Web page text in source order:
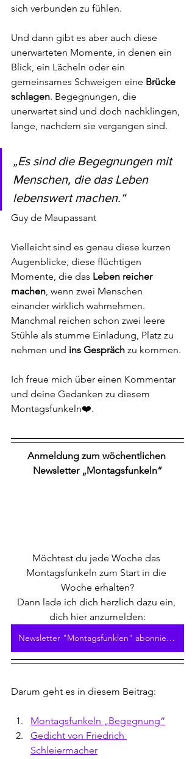
sich verbunden zu fühlen.
Und dann gibt es aber auch diese
unerwarteten Momente, in denen ein
Blick, ein Lächeln oder ein
gemeinsames Schweigen eine Brücke
schlagen. Begegnungen, die
unerwartet sind und doch nachklingen,
lange, nachdem sie vergangen sind.
„Es sind die Begegnungen mit
Menschen, die das Leben
lebenswert machen.“
Guy de Maupassant
Vielleicht sind es genau diese kurzen
Augenblicke, diese flüchtigen
Momente, die das Leben reicher
machen, wenn zwei Menschen
einander wirklich wahrnehmen.
Manchmal reichen schon zwei leere
Stühle als stumme Einladung, Platz zu
nehmen und ins Gespräch zu kommen.
Ich freue mich über einen Kommentar
und deine Gedanken zu diesem
Montagsfunkeln❤️.
Anmeldung zum wöchentlichen
Newsletter „Montagsfunkeln“
Möchtest du jede Woche das
Montagsfunkeln zum Start in die
Woche erhalten?
Dann lade ich dich herzlich dazu ein,
dich hier anzumelden:
Newsletter "Montagsfunklen" abonnieren
Darum geht es in diesem Beitrag:
Montagsfunkeln „Begegnung“
Gedicht von Friedrich
Schleiermacher